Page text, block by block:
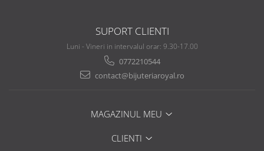
SUPORT CLIENTI
Luni - Vineri in intervalul orar: 9.30-17.00
0772210544
contact@bijuteriaroyal.ro
MAGAZINUL MEU
CLIENTI